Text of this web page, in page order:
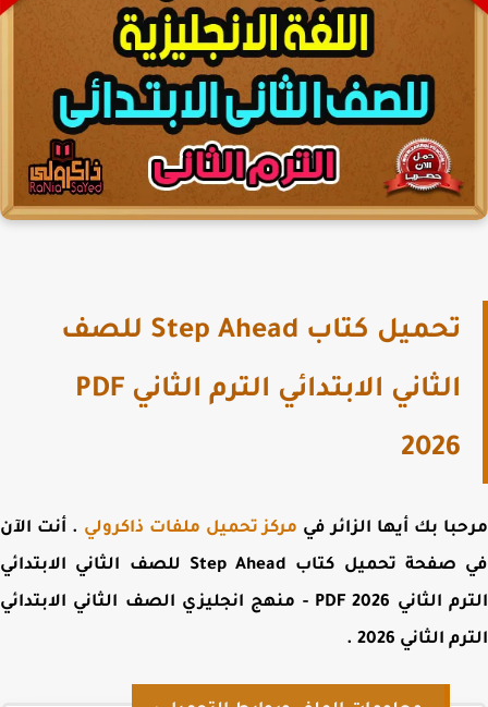
تحميل كتاب Step Ahead للصف
الثاني الابتدائي الترم الثاني PDF
2026
بك أيها الزائر فيمركز تحميل ملفات ذاكرولي. أنت الآن
صفحة
تحميل كتاب Step Ahead للصف الثاني الابتدائي
الترم الثاني PDF 2026 - منهج انجليزي الصف الثاني الابتدائي
الثاني 2026
.